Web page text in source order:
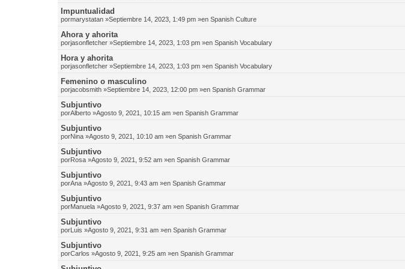
Impuntualidad
pormarystatan »Septiembre 14, 2023, 1:49 pm »en Spanish Culture
Ahora y ahorita
porjasonfletcher »Septiembre 14, 2023, 1:03 pm »en Spanish Vocabulary
Hora y ahorita
porjasonfletcher »Septiembre 14, 2023, 1:03 pm »en Spanish Vocabulary
Femenino o masculino
porjacobsmith »Septiembre 14, 2023, 12:00 pm »en Spanish Grammar
Subjuntivo
porAlberto »Agosto 9, 2021, 10:15 am »en Spanish Grammar
Subjuntivo
porNina »Agosto 9, 2021, 10:10 am »en Spanish Grammar
Subjuntivo
porRosa »Agosto 9, 2021, 9:52 am »en Spanish Grammar
Subjuntivo
porAna »Agosto 9, 2021, 9:43 am »en Spanish Grammar
Subjuntivo
porManuela »Agosto 9, 2021, 9:37 am »en Spanish Grammar
Subjuntivo
porLuis »Agosto 9, 2021, 9:31 am »en Spanish Grammar
Subjuntivo
porCarlos »Agosto 9, 2021, 9:25 am »en Spanish Grammar